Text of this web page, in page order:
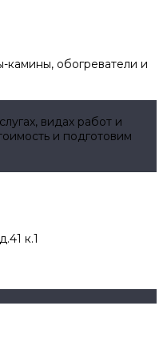
камины, обогреватели и
видах работ и
и подготовим
к.1